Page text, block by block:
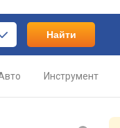
Найти
Инструмент